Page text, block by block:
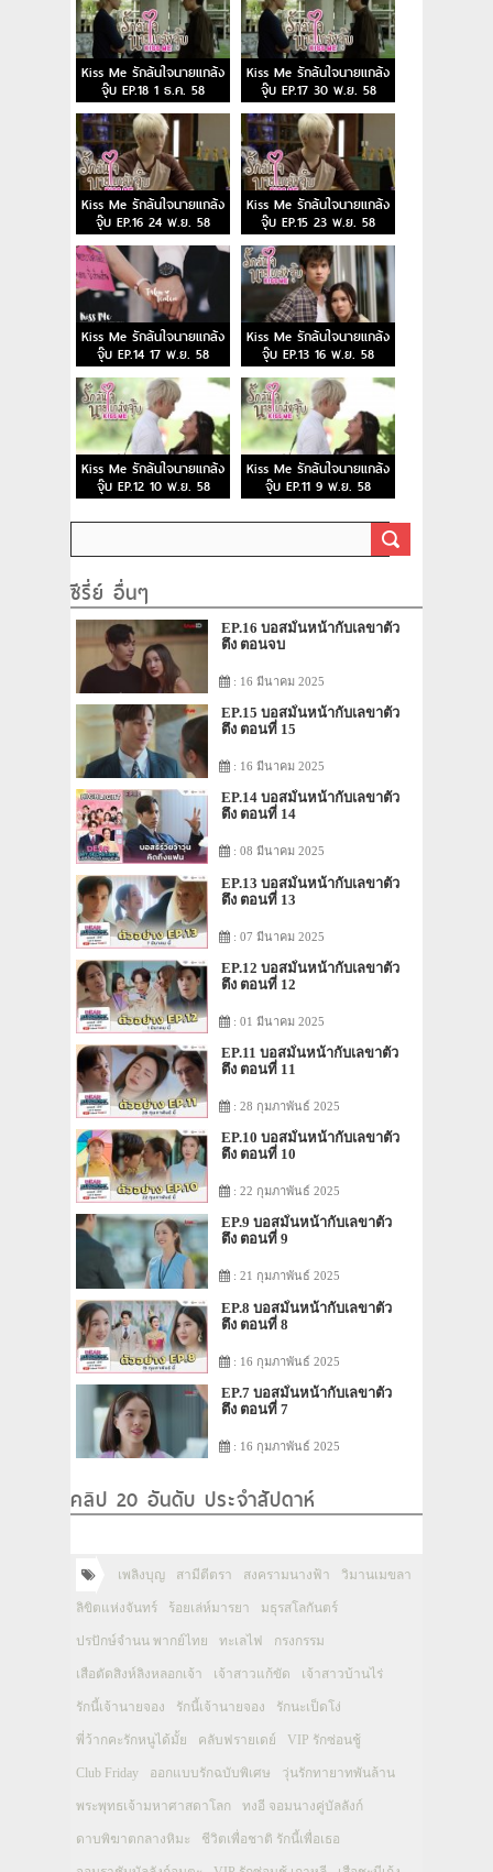
Kiss Me รักล้นใจนายแกล้ง
จุ๊บ EP.18 1 ธ.ค. 58
Kiss Me รักล้นใจนายแกล้ง
จุ๊บ EP.17 30 พ.ย. 58
Kiss Me รักล้นใจนายแกล้ง
จุ๊บ EP.16 24 พ.ย. 58
Kiss Me รักล้นใจนายแกล้ง
จุ๊บ EP.15 23 พ.ย. 58
Kiss Me รักล้นใจนายแกล้ง
จุ๊บ EP.14 17 พ.ย. 58
Kiss Me รักล้นใจนายแกล้ง
จุ๊บ EP.13 16 พ.ย. 58
Kiss Me รักล้นใจนายแกล้ง
จุ๊บ EP.12 10 พ.ย. 58
Kiss Me รักล้นใจนายแกล้ง
จุ๊บ EP.11 9 พ.ย. 58
ซีรี่ย์ อื่นๆ
EP.16 บอสมั่นหน้ากับเลขาตัว
ตึง ตอนจบ
: 16 มีนาคม 2025
EP.15 บอสมั่นหน้ากับเลขาตัว
ตึง ตอนที่ 15
: 16 มีนาคม 2025
EP.14 บอสมั่นหน้ากับเลขาตัว
ตึง ตอนที่ 14
: 08 มีนาคม 2025
EP.13 บอสมั่นหน้ากับเลขาตัว
ตึง ตอนที่ 13
: 07 มีนาคม 2025
EP.12 บอสมั่นหน้ากับเลขาตัว
ตึง ตอนที่ 12
: 01 มีนาคม 2025
EP.11 บอสมั่นหน้ากับเลขาตัว
ตึง ตอนที่ 11
: 28 กุมภาพันธ์ 2025
EP.10 บอสมั่นหน้ากับเลขาตัว
ตึง ตอนที่ 10
: 22 กุมภาพันธ์ 2025
EP.9 บอสมั่นหน้ากับเลขาตัว
ตึง ตอนที่ 9
: 21 กุมภาพันธ์ 2025
EP.8 บอสมั่นหน้ากับเลขาตัว
ตึง ตอนที่ 8
: 16 กุมภาพันธ์ 2025
EP.7 บอสมั่นหน้ากับเลขาตัว
ตึง ตอนที่ 7
: 16 กุมภาพันธ์ 2025
คลิป 20 อันดับ ประจำสัปดาห์
เพลิงบุญ สามีตีตรา สงครามนางฟ้า วิมานเมขลา
ลิขิตแห่งจันทร์ ร้อยเล่ห์มารยา มธุรสโลกันตร์
ปรปักษ์จำนน พากย์ไทย ทะเลไฟ กรงกรรม
เสือตัดสิงห์ลิงหลอกเจ้า เจ้าสาวแก้ขัด เจ้าสาวบ้านไร่
รักนี้เจ้านายจอง รักนี้เจ้านายจอง รักนะเป็ดโง่
พี่ว้ากคะรักหนูได้มั้ย คลับฟรายเดย์ VIP รักซ่อนชู้
Club Friday ออกแบบรักฉบับพิเศษ วุ่นรักทายาทพันล้าน
พระพุทธเจ้ามหาศาสดาโลก ทงอี จอมนางคู่บัลลังก์
ดาบพิฆาตกลางหิมะ ชีวิตเพื่อชาติ รักนี้เพื่อเธอ